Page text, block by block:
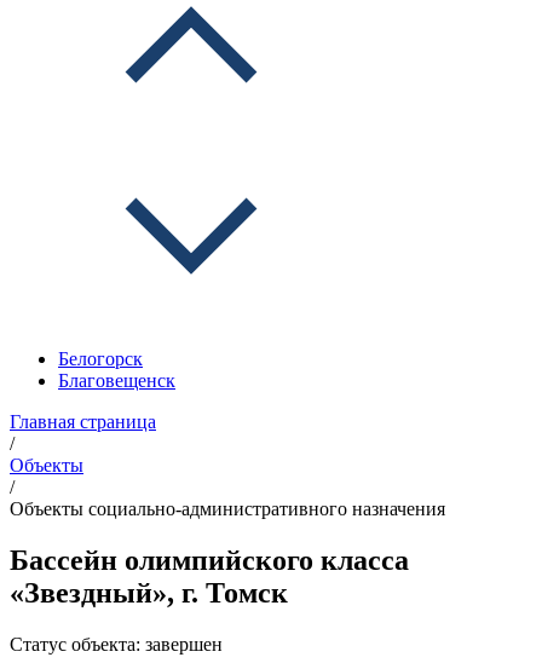
Белогорск
Благовещенск
Главная страница
/
Объекты
/
Объекты социально-административного назначения
Бассейн олимпийского класса
«Звездный», г. Томск
Статус объекта: завершен